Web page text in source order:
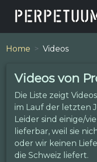
Home Videos
Videos von
Die Liste zeigt
im Lauf der letzten
Leider sind einige/
lieferbar, weil sie
oder wir keinen
die Schweiz liefert.